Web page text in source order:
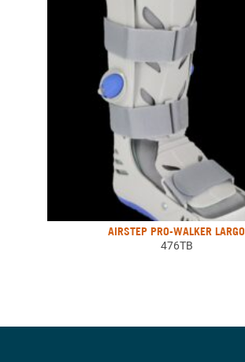
AIRSTEP PRO-WALKER LARGO
476TB